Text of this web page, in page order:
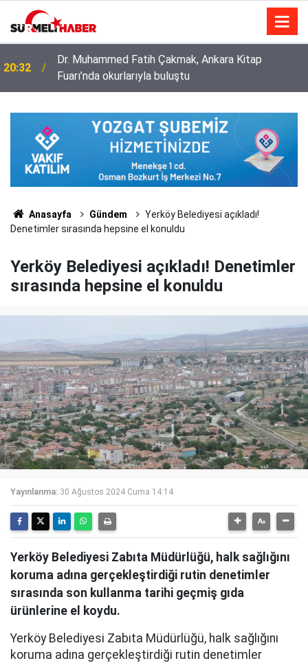
14:52
Diyanet İşleri Başkanlığı ile Türkiye Diyanet Vakfı
milyonları sevindirdi
Anasayfa Gündem
Yerköy Belediyesi açıkladı!
Denetimler sırasında hepsine el konuldu
Yerköy Belediyesi açıkladı! Denetimler
sırasında hepsine el konuldu
Yayınlanma: 30 Ağustos 2024 Cuma 14:14
Yerköy Belediyesi Zabıta Müdürlüğü, halk sağlığını
koruma adına gerçekleştirdiği rutin denetimler
sırasında son kullanma tarihi geçmiş gıda
ürünlerine el koydu.
Yerköy Belediyesi Zabıta Müdürlüğü, halk sağlığını
koruma adına gerçekleştirdiği rutin denetimler